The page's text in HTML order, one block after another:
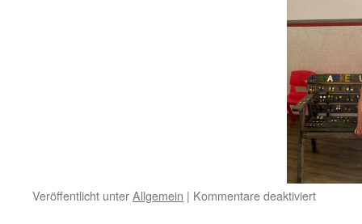
Veröffentlicht unterAllgemein | Kommentare deaktiviertfür